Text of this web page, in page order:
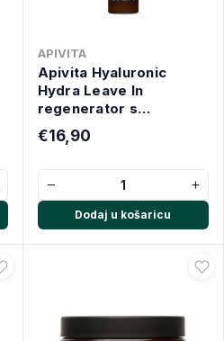
APIVITA
Apivita Hyaluronic
Hydra Leave In
regenerator s
hijaluronskom
kiselinom, 100 ml
€16,90
− +
Dodaj u košaricu